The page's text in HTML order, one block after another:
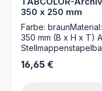
Vorderkanten,
Geprägte
und
durch direkten
Qualitätsware Made
350 x 250 mm
Farbe:
350 mm (B x H x T)
Regulärer Preis:
16,65 €